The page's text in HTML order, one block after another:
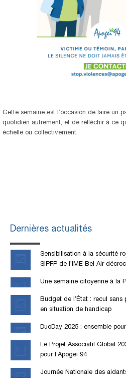
Cette semaine est l’occasion de faire un
quotidien autrement, et de réfléchir à ce
échelle ou collectivement.
Dernières actualités
Sensibilisation à la sécurité
SIPFP de l’IME Bel Air
Une semaine citoyenne à la
Budget de l’État : recul sans
en situation de handicap
DuoDay 2025 : ensemble
Le Projet Associatif Global
pour l’Apogei 94
Journée Nationale des